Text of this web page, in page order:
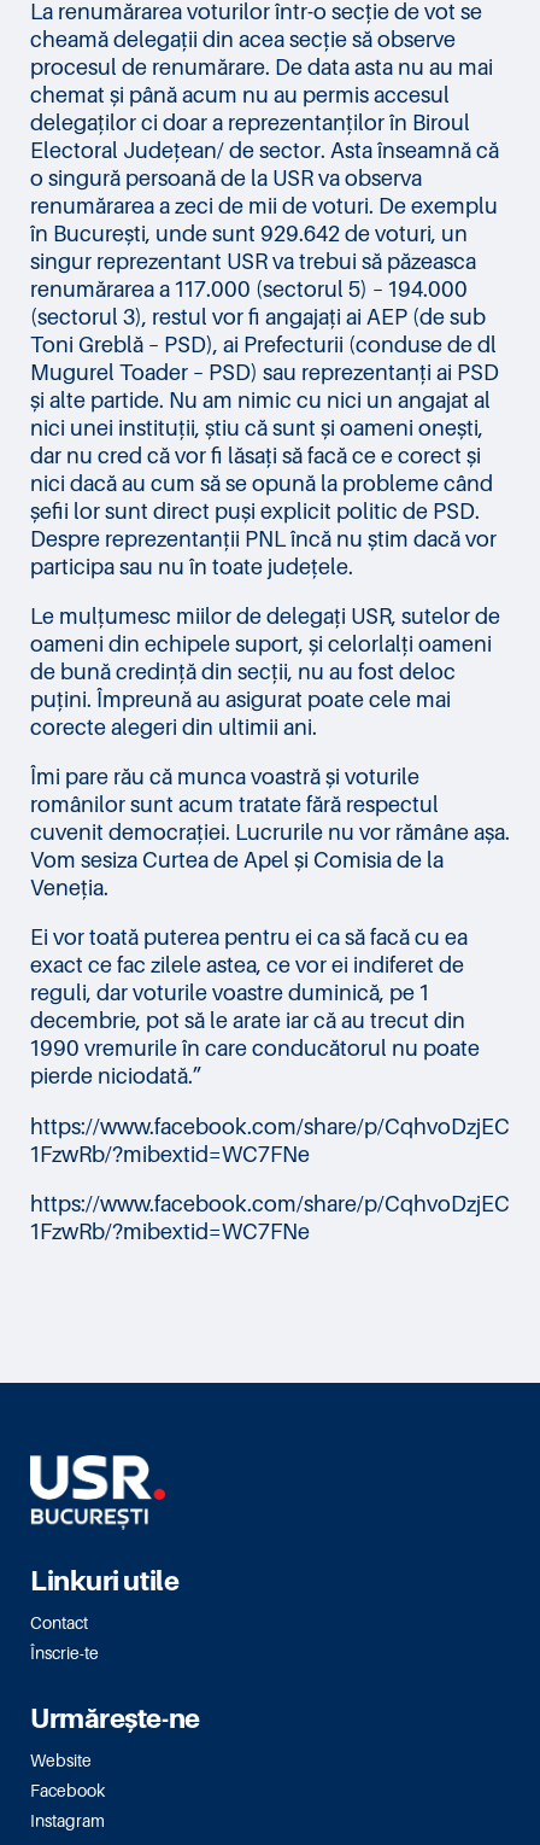
La renumărarea voturilor într-o secție de vot se
cheamă delegații din acea secție să observe
procesul de renumărare. De data asta nu au mai
chemat și până acum nu au permis accesul
delegaților ci doar a reprezentanților în Biroul
Electoral Județean/ de sector. Asta înseamnă că
o singură persoană de la USR va observa
renumărarea a zeci de mii de voturi. De exemplu
în București, unde sunt 929.642 de voturi, un
singur reprezentant USR va trebui să păzeasca
renumărarea a 117.000 (sectorul 5) – 194.000
(sectorul 3), restul vor fi angajați ai AEP (de sub
Toni Greblă – PSD), ai Prefecturii (conduse de dl
Mugurel Toader – PSD) sau reprezentanți ai PSD
și alte partide. Nu am nimic cu nici un angajat al
nici unei instituții, știu că sunt și oameni onești,
dar nu cred că vor fi lăsați să facă ce e corect și
nici dacă au cum să se opună la probleme când
șefii lor sunt direct puși explicit politic de PSD.
Despre reprezentanții PNL încă nu știm dacă vor
participa sau nu în toate județele.
Le mulțumesc miilor de delegați USR, sutelor de
oameni din echipele suport, și celorlalți oameni
de bună credință din secții, nu au fost deloc
puțini. Împreună au asigurat poate cele mai
corecte alegeri din ultimii ani.
Îmi pare rău că munca voastră și voturile
românilor sunt acum tratate fără respectul
cuvenit democrației. Lucrurile nu vor rămâne așa.
Vom sesiza Curtea de Apel și Comisia de la
Veneția.
Ei vor toată puterea pentru ei ca să facă cu ea
exact ce fac zilele astea, ce vor ei indiferet de
reguli, dar voturile voastre duminică, pe 1
decembrie, pot să le arate iar că au trecut din
1990 vremurile în care conducătorul nu poate
pierde niciodată.”
https://www.facebook.com/share/p/CqhvoDzjEC
1FzwRb/?mibextid=WC7FNe
https://www.facebook.com/share/p/CqhvoDzjEC
1FzwRb/?mibextid=WC7FNe
Linkuri utile
Contact
Înscrie-te
Urmărește-ne
Website
Facebook
Instagram